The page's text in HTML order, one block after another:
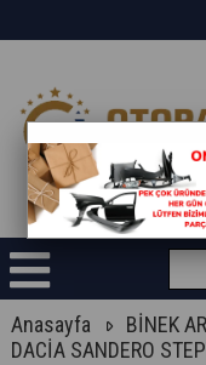
Anasayfa BİNEK
DACİA SANDERO